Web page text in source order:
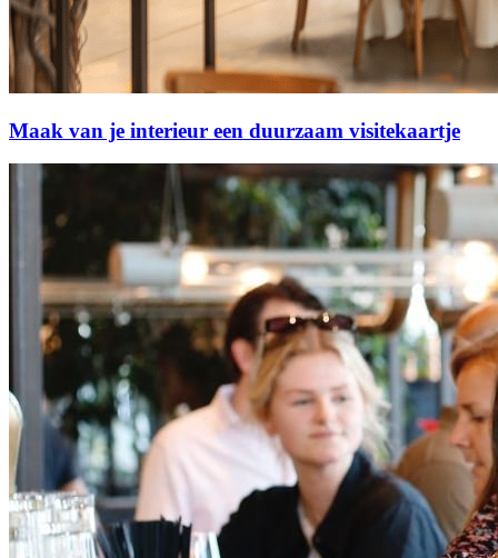
Maak van je interieur een duurzaam visitekaartje